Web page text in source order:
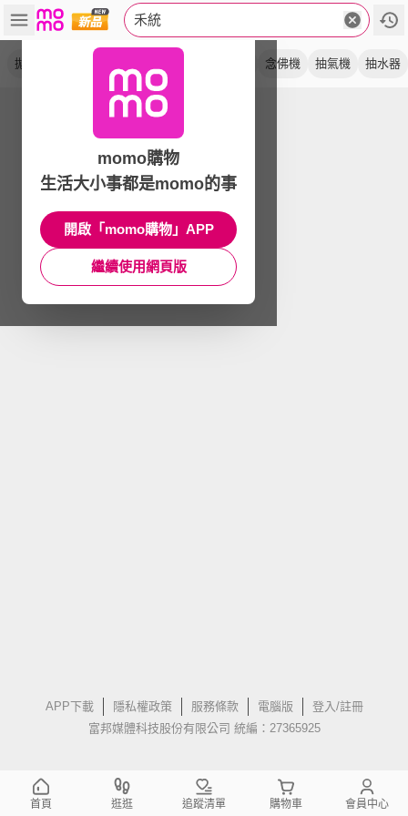
禾統
拋棄式 念佛機 抽氣機 抽水器
APP下載 隱私權政策 服務條款 電腦版
登入/註冊
富邦媒體科技股份有限公司 統編：27365925
momo購物
生活大小事都是momo的事
開啟「momo購物」APP
繼續使用網頁版
首頁 逛逛 追蹤清單 購物車 會員中心